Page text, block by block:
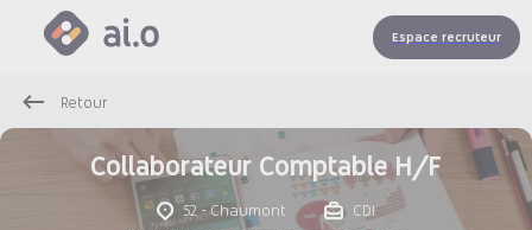
Espace recruteur
Retour
Collaborateur Comptable H/F
52 - Chaumont
CDI